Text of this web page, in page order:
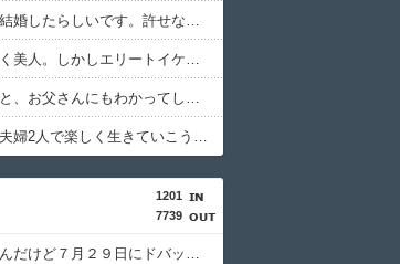
父の元ウワキ相手の女が結婚したらしいです。許せないから「嫁さんはフリンの過去がある」って旦那さんの親に暴露したら私ってバレますか？ → 暴露しちゃった結果wwwwww..
嫁は本当にいい女ですごく美人。しかしエリートイケメンとの度重なるウワキ。そしてその度に…….. → 嫁「離婚はいや！私にはアナタしかいないとわかった！！」俺「そんなに好きならそいつと結婚しろよ！じゃあな！」
警察「通報者があなただと、お父さんにもわかってしまいますが…」私「かまいません。いまの父の姿は見ていられませんから…」 私は涙ながらに伝えた。警察「わかりました。内偵を開始します」 → そして父は……..
俺の不妊が発覚。 妻「夫婦2人で楽しく生きていこうよ！」俺「いや、子供がいない結婚生活なんて無意味だ。離婚しよう」妻「！？」 これ、ムリヤリにでも離婚できる…….？
1201
7739
生理の予定が８月６日なんだけど７月２９日にドバッと鮮血でたから生理かな？って思ったのよね